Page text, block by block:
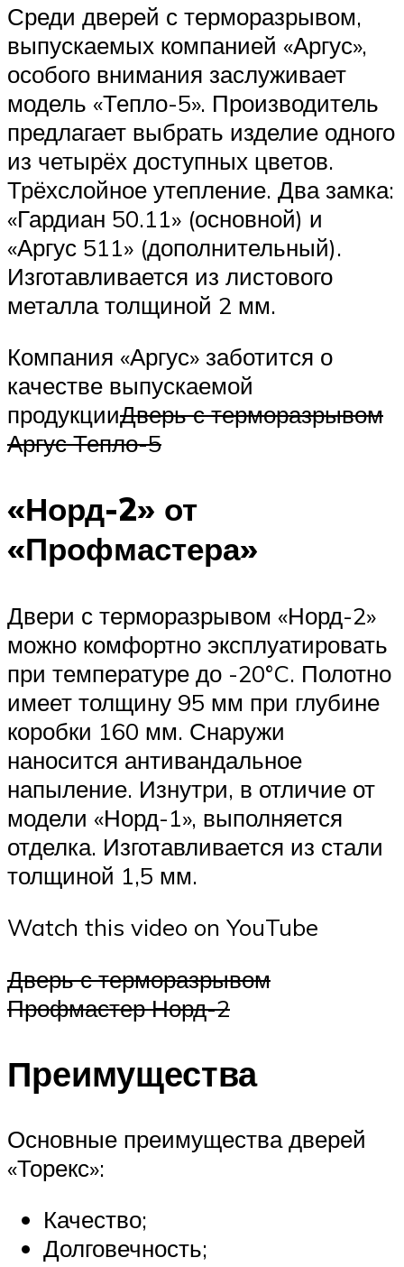
Среди дверей с терморазрывом,
выпускаемых компанией «Аргус»,
особого внимания заслуживает
модель «Тепло-5». Производитель
предлагает выбрать изделие одного
из четырёх доступных цветов.
Трёхслойное утепление. Два замка:
«Гардиан 50.11» (основной) и
«Аргус 511» (дополнительный).
Изготавливается из листового
металла толщиной 2 мм.
Компания «Аргус» заботится о
качестве выпускаемой
продукцииДверь с терморазрывом
Аргус Тепло-5
«Норд-2» от
«Профмастера»
Двери с терморазрывом «Норд-2»
можно комфортно эксплуатировать
при температуре до -20°C. Полотно
имеет толщину 95 мм при глубине
коробки 160 мм. Снаружи
наносится антивандальное
напыление. Изнутри, в отличие от
модели «Норд-1», выполняется
отделка. Изготавливается из стали
толщиной 1,5 мм.
Watch this video on YouTube
Дверь с терморазрывом
Профмастер Норд-2
Преимущества
Основные преимущества дверей
«Торекс»:
Качество;
Долговечность;